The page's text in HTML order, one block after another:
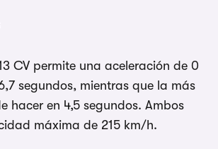
CV permite una aceleración de 0
segundos, mientras que la más
hacer en 4,5 segundos. Ambos
máxima de 215 km/h.